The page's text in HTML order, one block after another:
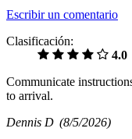
Escribir un comentario
Clasificación:
4.0
Communicate
to arrival.
Dennis D (8/5/2026)